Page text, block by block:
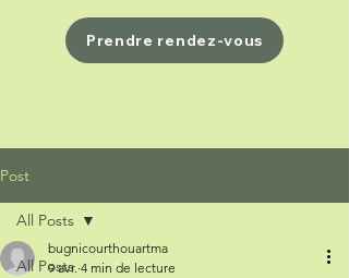
Prendre rendez-vous
Post
All Posts
All Posts
bugnicourthouartma
9 avr. 4 min de lecture